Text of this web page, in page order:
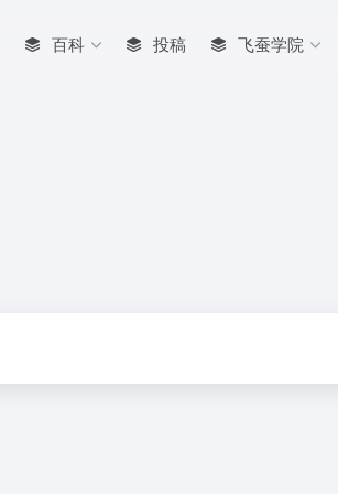
百科 投稿 飞蚕学院